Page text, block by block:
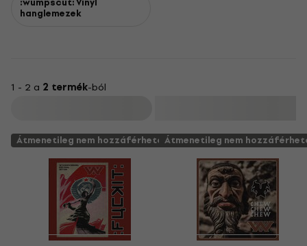
hanglemezek
1 - 2 a 2 termék-ból
Átmenetileg nem hozzáférhető Átmenetileg nem